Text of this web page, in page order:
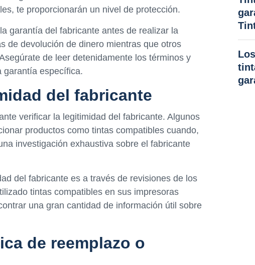
te proporcionarán un nivel de protección.
garantía del fabricante antes de realizar la
de devolución de dinero mientras que otros
de leer detenidamente los términos y
garantía específica.
del fabricante
verificar la legitimidad del fabricante. Algunos
productos como tintas compatibles cuando,
investigación exhaustiva sobre el fabricante
del fabricante es a través de revisiones de los
tintas compatibles en sus impresoras
una gran cantidad de información útil sobre
de reemplazo o